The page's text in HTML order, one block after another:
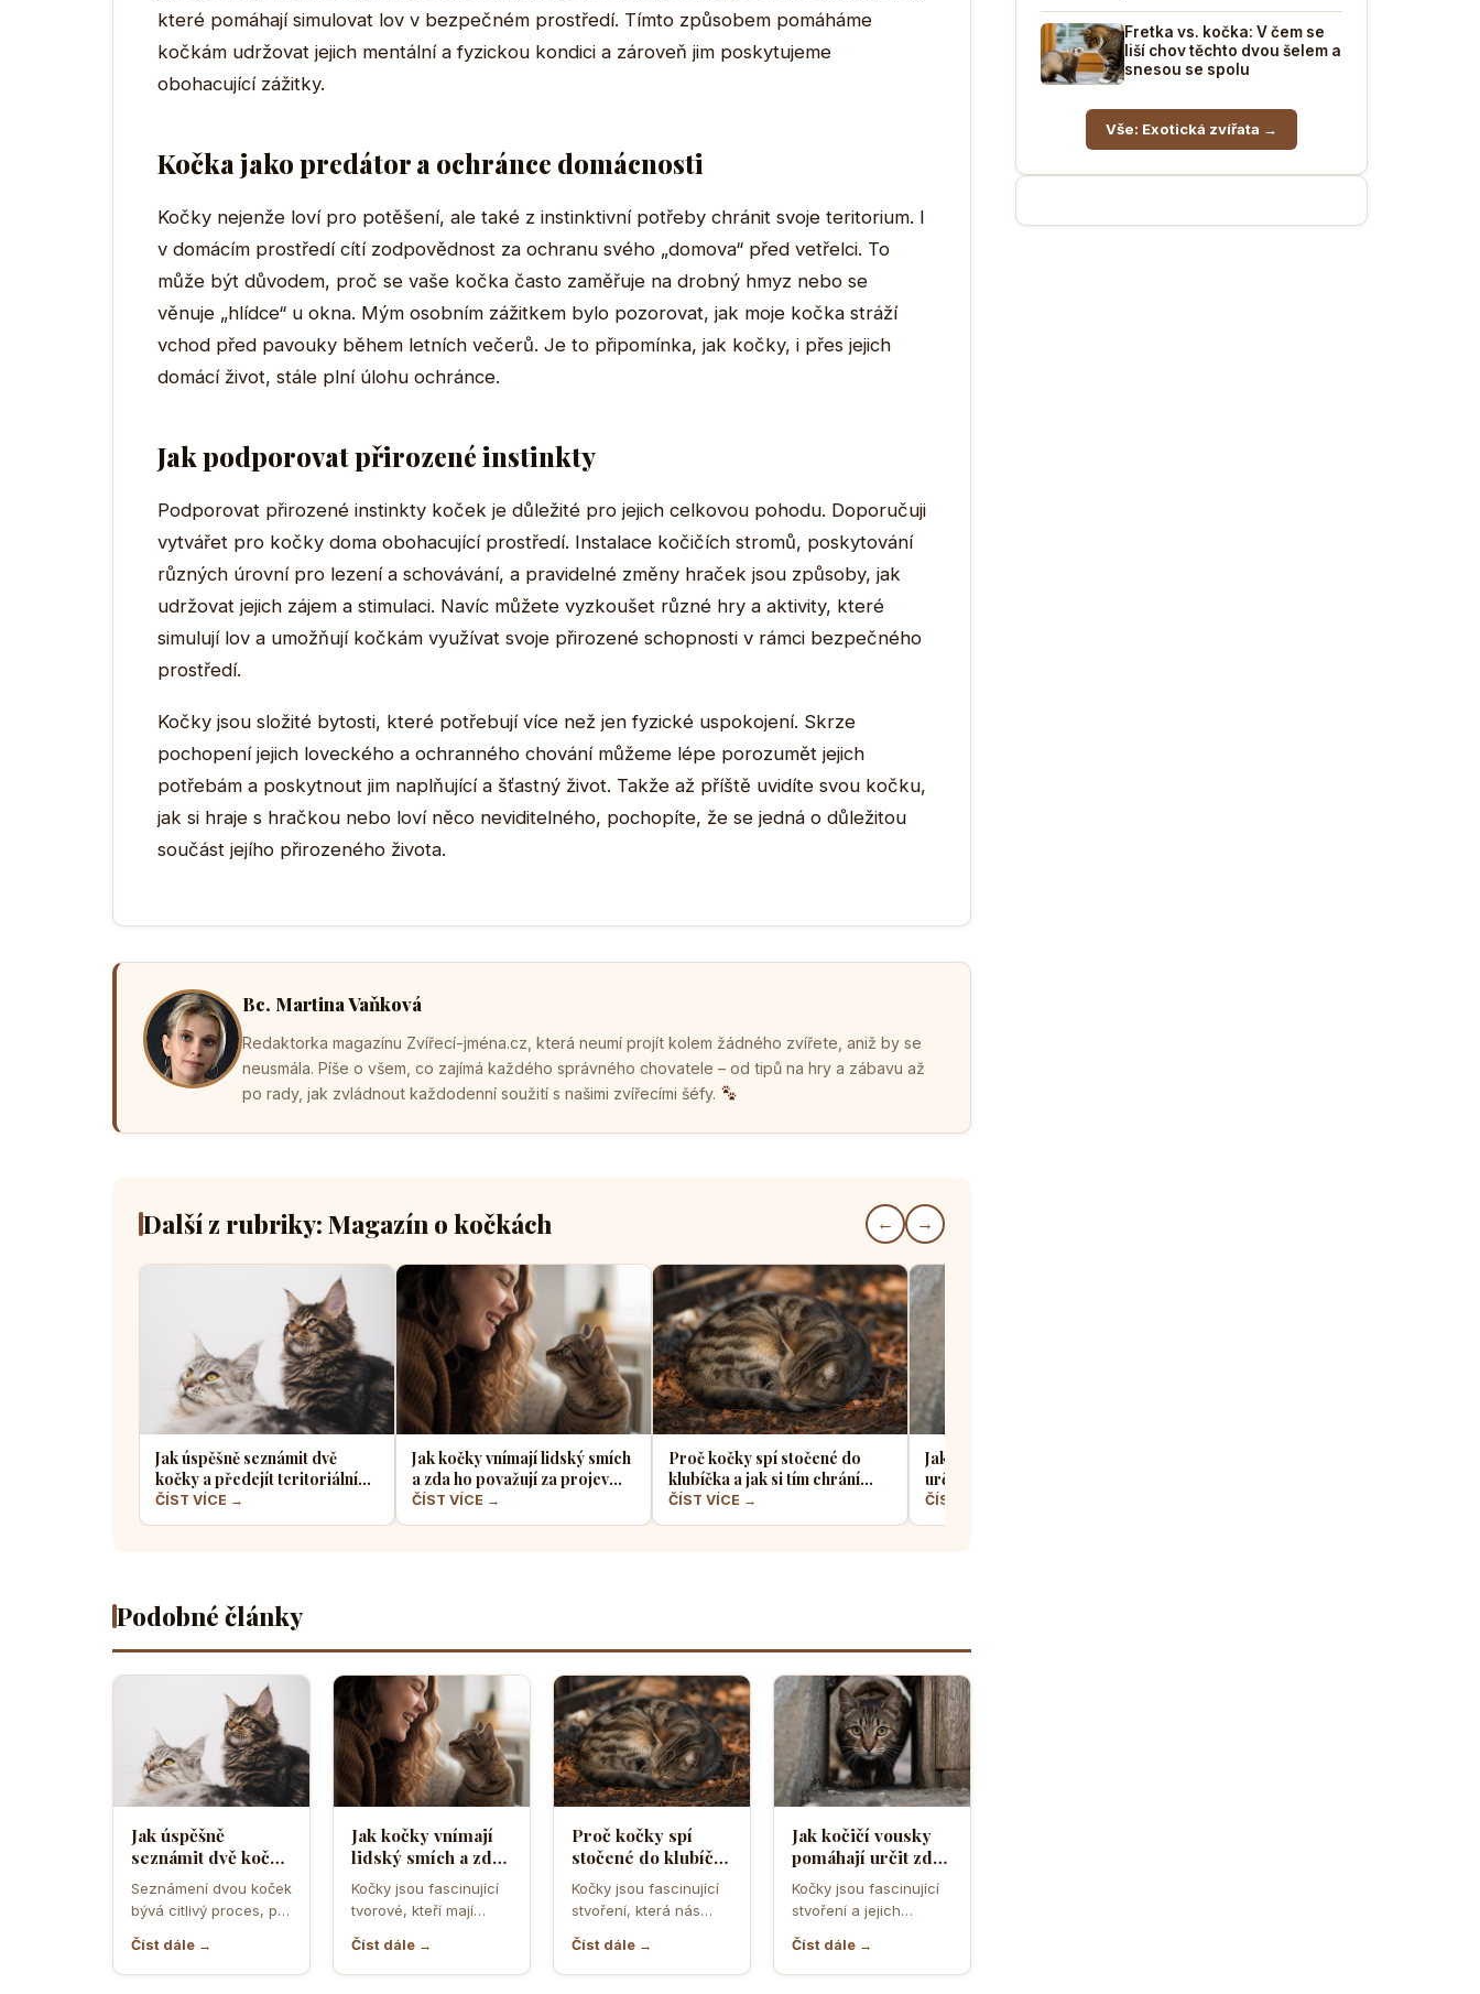
které pomáhají simulovat lov v bezpečném prostředí. Tímto způsobem pomáháme
kočkám udržovat jejich mentální a fyzickou kondici a zároveň jim poskytujeme
obohacující zážitky.
Kočka jako predátor a ochránce domácnosti
Kočky nejenže loví pro potěšení, ale také z instinktivní potřeby chránit svoje teritorium. I
v domácím prostředí cítí zodpovědnost za ochranu svého „domova“ před vetřelci. To
může být důvodem, proč se vaše kočka často zaměřuje na drobný hmyz nebo se
věnuje „hlídce“ u okna. Mým osobním zážitkem bylo pozorovat, jak moje kočka stráží
vchod před pavouky během letních večerů. Je to připomínka, jak kočky, i přes jejich
domácí život, stále plní úlohu ochránce.
Jak podporovat přirozené instinkty
Podporovat přirozené instinkty koček je důležité pro jejich celkovou pohodu. Doporučuji
vytvářet pro kočky doma obohacující prostředí. Instalace kočičích stromů, poskytování
různých úrovní pro lezení a schovávání, a pravidelné změny hraček jsou způsoby, jak
udržovat jejich zájem a stimulaci. Navíc můžete vyzkoušet různé hry a aktivity, které
simulují lov a umožňují kočkám využívat svoje přirozené schopnosti v rámci bezpečného
prostředí.
Kočky jsou složité bytosti, které potřebují více než jen fyzické uspokojení. Skrze
pochopení jejich loveckého a ochranného chování můžeme lépe porozumět jejich
potřebám a poskytnout jim naplňující a šťastný život. Takže až příště uvidíte svou kočku,
jak si hraje s hračkou nebo loví něco neviditelného, pochopíte, že se jedná o důležitou
součást jejího přirozeného života.
Bc. Martina Vaňková
Redaktorka magazínu Zvířecí-jména.cz, která neumí projít kolem žádného zvířete, aniž by se
neusmála. Píše o všem, co zajímá každého správného chovatele – od tipů na hry a zábavu až
po rady, jak zvládnout každodenní soužití s našimi zvířecími šéfy.
Další z rubriky: Magazín o kočkách ← →
Jak úspěšně seznámit dvě
kočky a předejít teritoriálním
válkám
ČÍST VÍCE →
Jak kočky vnímají lidský smích
a zda ho považují za projev
radosti nebo hrozbu
ČÍST VÍCE →
Proč kočky spí stočené do
klubíčka a jak si tím chrání
tělesné teplo a orgány
ČÍST VÍCE →
Jak kočičí vousky pomáhají
určit zda se kočka vejde do
úzkého otvoru
ČÍST VÍCE →
Podobné články
Jak úspěšně
seznámit dvě kočky
a předejít
teritoriálním
válkám
Seznámení dvou koček
bývá citlivý proces, při
minuty, pachy,
prostředí i…
Číst dále →
Jak kočky vnímají
lidský smích a zda
ho považují za
projev radosti nebo
hrozbu
Kočky jsou fascinující
tvorové, kteří mají
komunikace a vnímání
světa. Když se…
Číst dále →
Proč kočky spí
stočené do klubíčka
a jak si tím chrání
tělesné teplo a
orgány
Kočky jsou fascinující
stvoření, která nás
svým chováním a
postoji. Jedno z…
Číst dále →
Jak kočičí vousky
pomáhají určit zda
se kočka vejde do
úzkého otvoru
Kočky jsou fascinující
stvoření a jejich
proklouznout i těmi
nejužšími otvory je
Číst dále →
Fretka vs. kočka: V čem se
liší chov těchto dvou šelem a
snesou se spolu
Vše: Exotická zvířata →